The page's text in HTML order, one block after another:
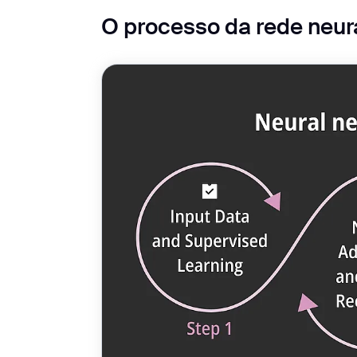
O processo da rede